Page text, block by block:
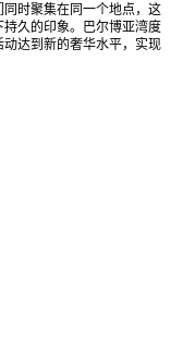
时聚集在同一个地点，这
久的印象。巴尔博亚湾度
达到新的奢华水平，实现